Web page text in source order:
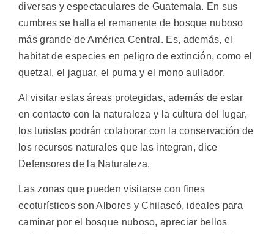
diversas y espectaculares de Guatemala. En sus
cumbres se halla el remanente de bosque nuboso
más grande de América Central. Es, además, el
habitat de especies en peligro de extinción, como el
quetzal, el jaguar, el puma y el mono aullador.
Al visitar estas áreas protegidas, además de estar
en contacto con la naturaleza y la cultura del lugar,
los turistas podrán colaborar con la conservación de
los recursos naturales que las integran, dice
Defensores de la Naturaleza.
Las zonas que pueden visitarse con fines
ecoturísticos son Albores y Chilascó, ideales para
caminar por el bosque nuboso, apreciar bellos